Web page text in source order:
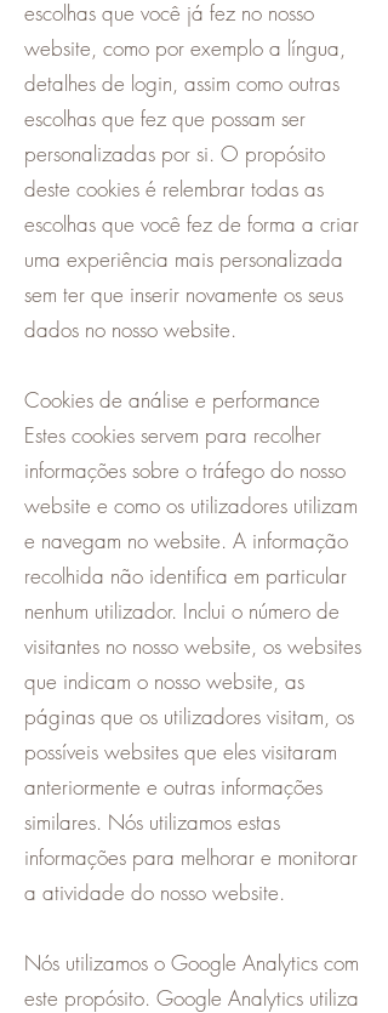
escolhas que você já fez no nosso
website, como por exemplo a língua,
detalhes de login, assim como outras
escolhas que fez que possam ser
personalizadas por si. O propósito
deste cookies é relembrar todas as
escolhas que você fez de forma a criar
uma experiência mais personalizada
sem ter que inserir novamente os seus
dados no nosso website.
Cookies de análise e performance
Estes cookies servem para recolher
informações sobre o tráfego do nosso
website e como os utilizadores utilizam
e navegam no website. A informação
recolhida não identifica em particular
nenhum utilizador. Inclui o número de
visitantes no nosso website, os websites
que indicam o nosso website, as
páginas que os utilizadores visitam, os
possíveis websites que eles visitaram
anteriormente e outras informações
similares. Nós utilizamos estas
informações para melhorar e monitorar
a atividade do nosso website.
Nós utilizamos o Google Analytics com
este propósito. Google Analytics utiliza